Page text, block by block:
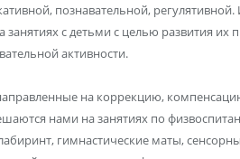
познавательной,
занятиях с детьми с целью развития
активности.
на коррекцию,
нами на занятиях по
гимнастические маты,